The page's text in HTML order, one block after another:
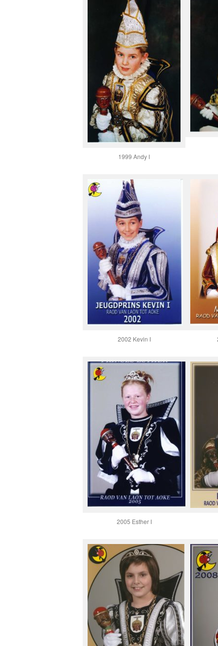
1999 Andy I
2002 Kevin I
2005 Esther I